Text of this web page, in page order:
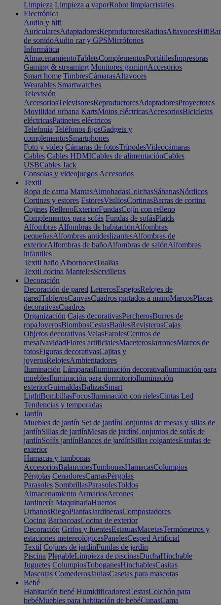
Limpieza Limpieza a vaporRobot limpiacristales
Electrónica
Audio y hifi
AuricularesAdaptadoresReproductoresRadiosAltavocesHifi
de sonidoAudio car y GPSMicrófonos
Informática
AlmacenamientoTabletsComplementosPortátilesImpresoras
Gaming & streaming Monitores gamingAccesorios
Smart home TimbresCámarasAltavoces
Wearables Smartwatches
Televisión
AccesoriosTelevisoresReproductoresAdaptadoresProyectores
Movilidad urbana KartsMotos eléctricasAccesoriosBicicletas
eléctricasPatinetes eléctricos
Telefonía Teléfonos fijosGadgets y
complementosSmartphones
Foto y vídeo Cámaras de fotosTrípodesVideocámaras
Cables Cables HDMICables de alimentaciónCables
USBCables Jack
Consolas y videojuegos Accesorios
Textil
Ropa de cama MantasAlmohadasColchasSábanasNórdicos
Cortinas y estores EstoresVisillosCortinasBarras de cortina
Cojines RellenoExteriorFundasCojín con relleno
Complementos para sofás Fundas de sofásPlaids
Alfombras Alfombras de habitaciónAlfombras
pequeñasAlfombras antideslizantesAlfombras de
exteriorAlfombras de bañoAlfombras de salónAlfombras
infantiles
Textil baño AlbornocesToallas
Textil cocina MantelesServilletas
Decoración
Decoración de pared LetrerosEspejosRelojes de
paredTablerosCanvasCuadros pintados a manoMarcosPlacas
decorativasCuadros
Organización Cajas decorativasPercherosBurros de
ropaJoyerosBiombosCestasBaúlesRevisterosCajas
Objetos decorativos VelasFarolesCentros de
mesaNavidadFlores artificialesMaceterosJarronesMarcos de
fotosFiguras decorativasCajitas y
joyerosRelojesAmbientadores
Iluminación LámparasIluminación decorativaIluminación para
mueblesIluminación para dormitorioIluminación
exteriorGuirnaldasBalizasSmart
LightBombillasFocosIluminación con rielesCintas Led
Tendencias y temporadas
Jardín
Muebles de jardín Set de jardínConjuntos de mesas y sillas de
jardínSillas de jardínMesas de jardínConjuntos de sofás de
jardínSofás jardínBancos de jardínSillas colgantesEstufas de
exterior
Hamacas y tumbonas
AccesoriosBalancinesTumbonasHamacasColumpios
Pérgolas CenadoresCarpasPérgolas
Parasoles SombrillasParasolesToldos
Almacenamiento ArmariosArcones
Jardinería MaquinariaHuertos
UrbanosRiegoPlantasJardinerasCompostadores
Cocina BarbacoasCocina de exterior
Decoración Grifos y fuentesEstatuasMacetasTermómetros y
estaciones metereológicasPanelesCesped Artificial
Textil Cojines de jardínFundas de jardín
Piscina PlegableLimpieza de piscinasDuchaHinchable
Juguetes ColumpiosToboganesHinchablesCasitas
Mascotas ComederosJaulasCasetas para mascotas
Bebé
Habitación bebé HumidificadoresCestasColchón para
bebéMuebles para habitación de bebéCunasCama